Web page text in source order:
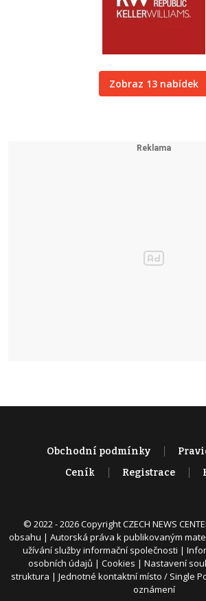
Zobraz 13 nabídek
Obchodní podmínky
Ceník
Registrace
© 2022 - 2026 Copyright CZECH NEWS
obsahu | Autorská práva k publikovaným
užívání služby informační společnosti |
osobních údajů | Cookies | Nastavení
struktura | Jednotné kontaktní místo / Single
oznámení